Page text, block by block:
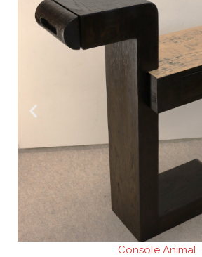
Console Animal